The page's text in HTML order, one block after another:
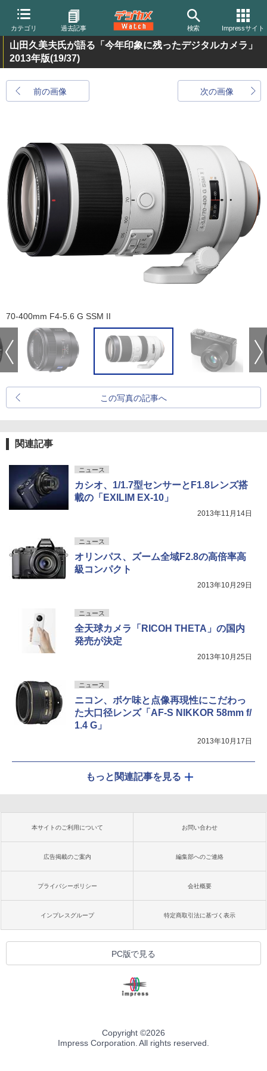
カテゴリ 過去記事 検索 Impressサイト
山田久美夫氏が語る「今年印象に残ったデジタルカメラ」
2013年版(19/37)
前の画像 次の画像
70-400mm F4-5.6 G SSM II
この写真の記事へ
関連記事
ニュース
カシオ、1/1.7型センサーとF1.8レンズ搭
載の「EXILIM EX-10」
2013年11月14日
ニュース
オリンパス、ズーム全域F2.8の高倍率高
級コンパクト
2013年10月29日
ニュース
全天球カメラ「RICOH THETA」の国内
発売が決定
2013年10月25日
ニュース
ニコン、ボケ味と点像再現性にこだわっ
た大口径レンズ「AF-S NIKKOR 58mm f/
1.4 G」
2013年10月17日
もっと関連記事を見る
本サイトのご利用について お問い合わせ
広告掲載のご案内 編集部へのご連絡
プライバシーポリシー 会社概要
インプレスグループ 特定商取引法に基づく表示
PC版で見る
Copyright ©2026
Impress Corporation. All rights reserved.